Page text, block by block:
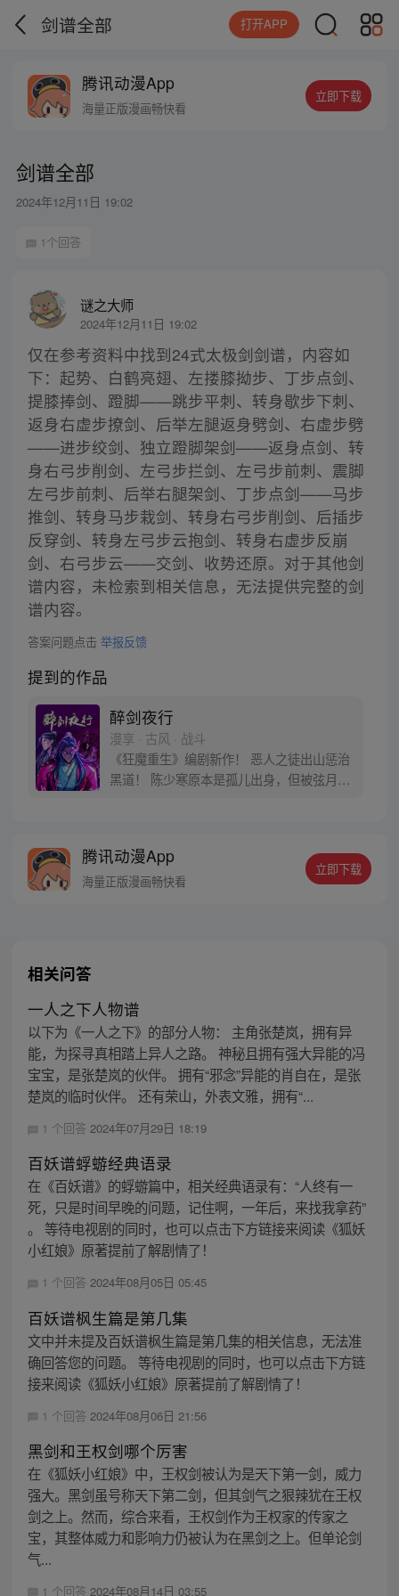
剑谱全部 打开APP
腾讯动漫App
海量正版漫画畅快看
立即下载
剑谱全部
2024年12月11日 19:02
1个回答
谜之大师
2024年12月11日 19:02
仅在参考资料中找到24式太极剑剑谱，内容如
下：起势、白鹤亮翅、左搂膝拗步、丁步点剑、
提膝捧剑、蹬脚——跳步平刺、转身歇步下刺、
返身右虚步撩剑、后举左腿返身劈剑、右虚步劈
——进步绞剑、独立蹬脚架剑——返身点剑、转
身右弓步削剑、左弓步拦剑、左弓步前刺、震脚
左弓步前刺、后举右腿架剑、丁步点剑——马步
推剑、转身马步栽剑、转身右弓步削剑、后插步
反穿剑、转身左弓步云抱剑、转身右虚步反崩
剑、右弓步云——交剑、收势还原。对于其他剑
谱内容，未检索到相关信息，无法提供完整的剑
谱内容。
答案问题点击 举报反馈
提到的作品
醉剑夜行
漫享 · 古风 · 战斗
《狂魔重生》编剧新作！ 恶人之徒出山惩治
黑道！ 陈少寒原本是孤儿出身，但被弦月剑
少寒回到故乡，试图寻找弦月剑舞班的痕
迹，但剑舞班早已消失在了黑道手中!
腾讯动漫App
海量正版漫画畅快看
立即下载
相关问答
一人之下人物谱
以下为《一人之下》的部分人物： 主角张楚岚，拥有异
能，为探寻真相踏上异人之路。 神秘且拥有强大异能的冯
宝宝，是张楚岚的伙伴。 拥有“邪念”异能的肖自在，是张
楚岚的临时伙伴。 还有荣山，外表文雅，拥有“...
1 个回答 2024年07月29日 18:19
百妖谱蜉蝣经典语录
在《百妖谱》的蜉蝣篇中，相关经典语录有：“人终有一
死，只是时间早晚的问题，记住啊，一年后，来找我拿药”
。 等待电视剧的同时，也可以点击下方链接来阅读《狐妖
小红娘》原著提前了解剧情了！
1 个回答 2024年08月05日 05:45
百妖谱枫生篇是第几集
文中并未提及百妖谱枫生篇是第几集的相关信息，无法准
确回答您的问题。 等待电视剧的同时，也可以点击下方链
接来阅读《狐妖小红娘》原著提前了解剧情了！
1 个回答 2024年08月06日 21:56
黑剑和王权剑哪个厉害
在《狐妖小红娘》中，王权剑被认为是天下第一剑，威力
强大。黑剑虽号称天下第二剑，但其剑气之狠辣犹在王权
剑之上。然而，综合来看，王权剑作为王权家的传家之
宝，其整体威力和影响力仍被认为在黑剑之上。但单论剑
气...
1 个回答 2024年08月14日 03:55